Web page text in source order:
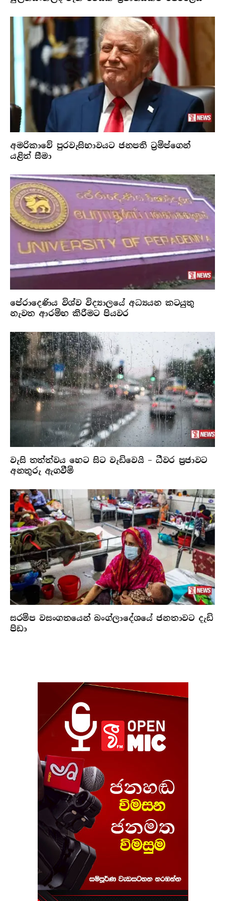
අමරිකාවේ පුරවැසිභාවයට ජනපති ට්‍රම්ප්ගෙන්
යළිත් සීමා
පේරාදෙණිය විශ්ව විද්‍යාලයේ අධ්‍යයන කටයුතු
නැවත ආරම්භ කිරීමට පියවර
වැසි තත්ත්වය හෙට සිට වැඩිවෙයි – ධීවර ප්‍රජාවට
අනතුරු ඇගවීම්
සරම්ප වසංගතයෙන් බංග්ලාදේශයේ ජනතාවට දැඩි
පිඩා